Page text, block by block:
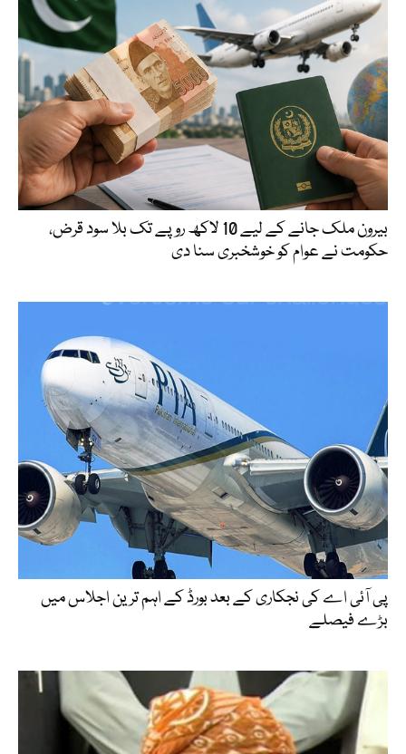
بیرون ملک جانے کے لیے 10 لاکھ روپے تک بلا سود قرض،
حکومت نے عوام کو خوشخبری سنا دی
پی آئی اے کی نجکاری کے بعد بورڈ کے اہم ترین اجلاس میں
بڑے فیصلے